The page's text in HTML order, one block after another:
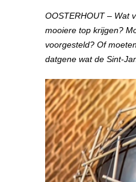
OOSTERHOUT – Wat
mooiere top krijgen?
voorgesteld? Of
datgene wat de Sint-